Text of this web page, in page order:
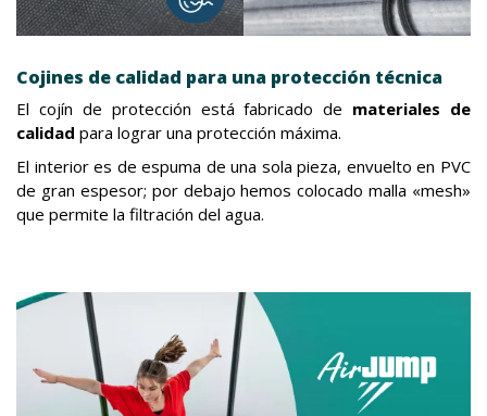
Cojines de calidad para una protección técnica
El cojín de protección está fabricado de materiales de
calidad para lograr una protección máxima.
El interior es de espuma de una sola pieza, envuelto en PVC
de gran espesor; por debajo hemos colocado malla «mesh»
que permite la filtración del agua.